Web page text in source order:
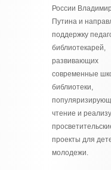
России
Путина и
поддержку
библиотекарей,
развивающих
современные
библиотеки,
чтение и
проекты для
молодежи.